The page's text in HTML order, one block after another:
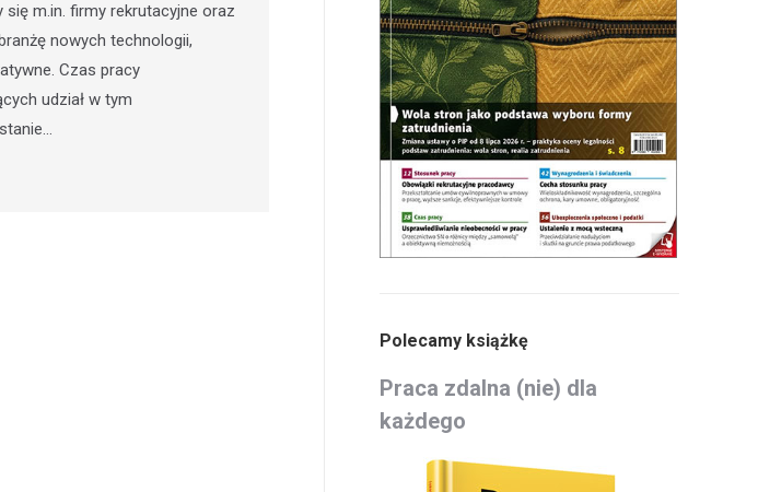
się m.in. firmy rekrutacyjne oraz
nowych technologii,
Czas pracy
udział w tym
Polecamy książkę
Praca zdalna (nie) dla
każdego